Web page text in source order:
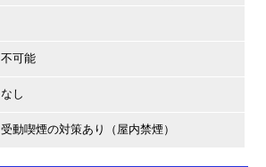
不可能
なし
受動喫煙の対策あり（屋内禁煙）